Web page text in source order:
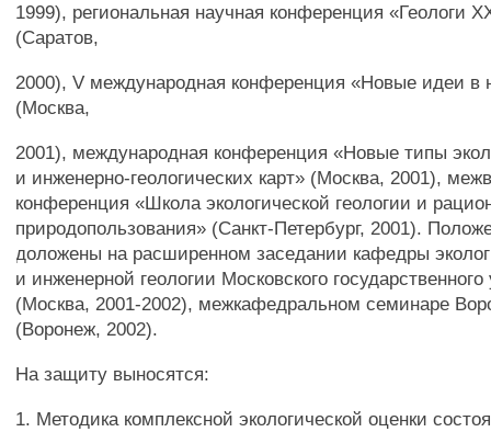
1999), региональная научная конференция «Геологи
(Саратов,
2000), V международная конференция «Новые идеи в
(Москва,
2001), международная конференция «Новые типы
и инженерно-геологических карт» (Москва, 2001),
конференция «Школа экологической геологии и
природопользования» (Санкт-Петербург, 2001).
доложены на расширенном заседании кафедры
и инженерной геологии Московского
(Москва, 2001-2002), межкафедральном семинаре
(Воронеж, 2002).
На защиту выносятся:
1. Методика комплексной экологической оценки